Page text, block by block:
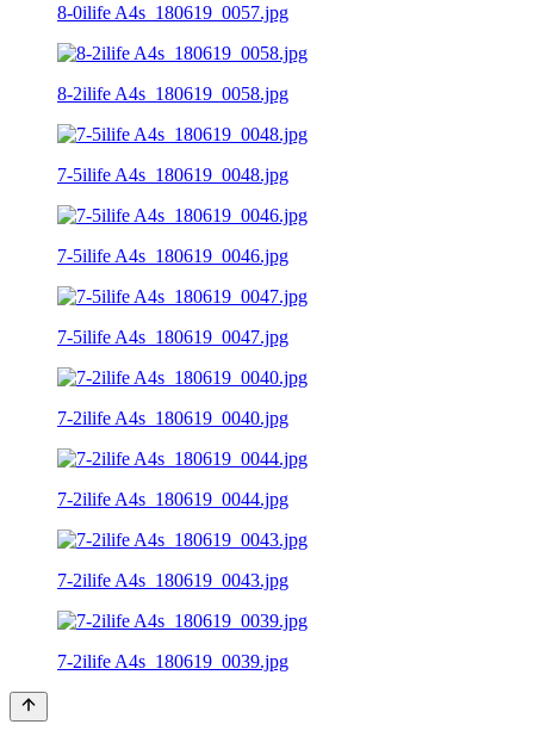
8-0ilife A4s_180619_0057.jpg
8-2ilife A4s_180619_0058.jpg
7-5ilife A4s_180619_0048.jpg
7-5ilife A4s_180619_0046.jpg
7-5ilife A4s_180619_0047.jpg
7-2ilife A4s_180619_0040.jpg
7-2ilife A4s_180619_0044.jpg
7-2ilife A4s_180619_0043.jpg
7-2ilife A4s_180619_0039.jpg